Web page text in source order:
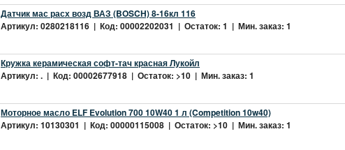
Датчик мас расх возд ВАЗ (BOSCH) 8-16кл 116
Артикул: 0280218116 | Код: 00002202031 | Остаток: 1 | Мин. заказ: 1
Кружка керамическая софт-тач красная Лукойл
Артикул: . | Код: 00002677918 | Остаток: >10 | Мин. заказ: 1
Моторное масло ELF Evolution 700 10W40 1 л (Competition 10w40)
Артикул: 10130301 | Код: 00000115008 | Остаток: >10 | Мин. заказ: 1